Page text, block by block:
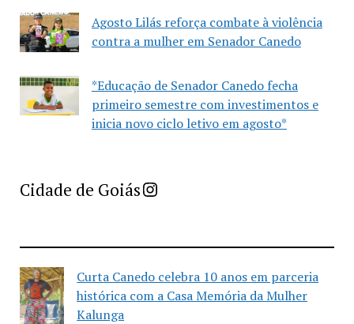
Agosto Lilás reforça combate à violência
contra a mulher em Senador Canedo
*Educação de Senador Canedo fecha
primeiro semestre com investimentos e
inicia novo ciclo letivo em agosto*
Cidade de GoiásImprensa Criativa da Cidade de Goiás
Curta Canedo celebra 10 anos em parceria
histórica com a Casa Memória da Mulher
Kalunga